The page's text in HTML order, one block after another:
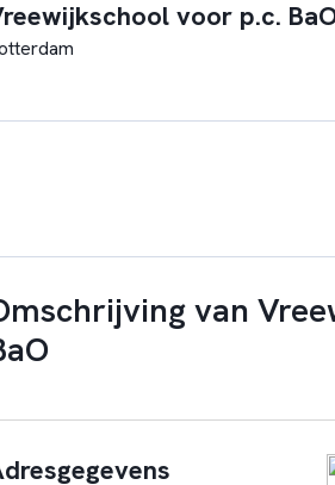
voor p.c.
van